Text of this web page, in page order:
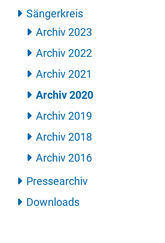
Sängerkreis
Archiv 2023
Archiv 2022
Archiv 2021
Archiv 2020
Archiv 2019
Archiv 2018
Archiv 2016
Pressearchiv
Downloads